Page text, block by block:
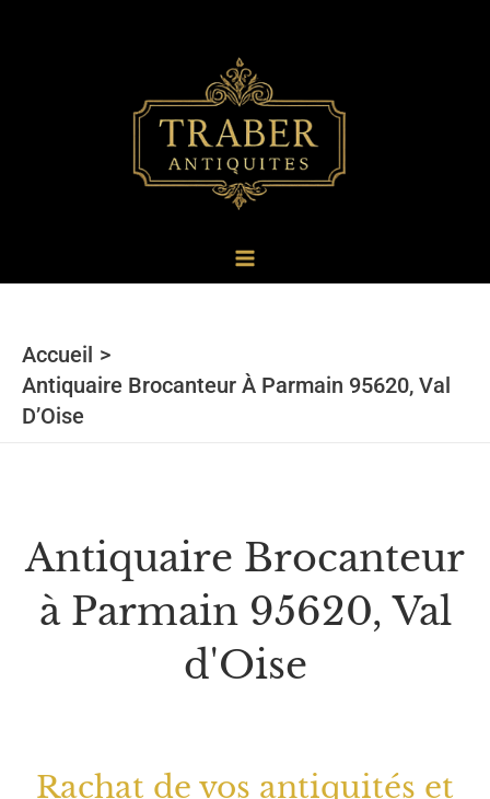
Accueil
Antiquaire Brocanteur À Parmain 95620, Val
D’Oise
Antiquaire Brocanteur
à Parmain 95620, Val
d'Oise
Rachat de vos antiquités et